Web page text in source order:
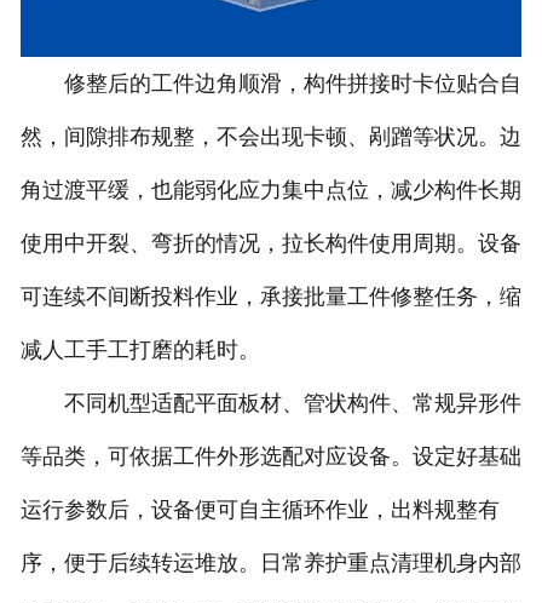
修整后的工件边角顺滑，构件拼接时卡位贴合自
然，间隙排布规整，不会出现卡顿、剐蹭等状况。边
角过渡平缓，也能弱化应力集中点位，减少构件长期
使用中开裂、弯折的情况，拉长构件使用周期。设备
可连续不间断投料作业，承接批量工件修整任务，缩
减人工手工打磨的耗时。
不同机型适配平面板材、管状构件、常规异形件
等品类，可依据工件外形选配对应设备。设定好基础
运行参数后，设备便可自主循环作业，出料规整有
序，便于后续转运堆放。日常养护重点清理机身内部